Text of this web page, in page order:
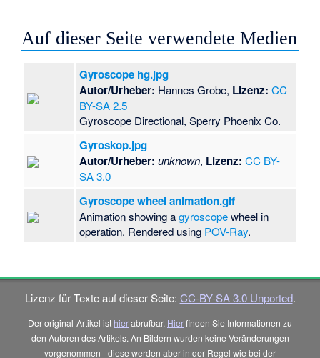
Auf dieser Seite verwendete Medien
Gyroscope hg.jpg
Autor/Urheber: Hannes Grobe, Lizenz: CC
BY-SA 2.5
Gyroscope Directional, Sperry Phoenix Co.
Gyroskop.jpg
Autor/Urheber: unknown, Lizenz: CC BY-
SA 3.0
Gyroscope wheel animation.gif
Animation showing agyroscopewheel in
operation. Rendered using POV-Ray.
Lizenz für Texte auf dieser Seite: CC-BY-SA 3.0 Unported.
Der original-Artikel ist hierabrufbar. Hierfinden Sie Informationen zu
den Autoren des Artikels. An Bildern wurden keine Veränderungen
vorgenommen - diese werden aber in der Regel wie bei der